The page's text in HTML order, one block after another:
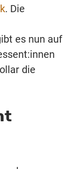
. Die
es nun auf
die